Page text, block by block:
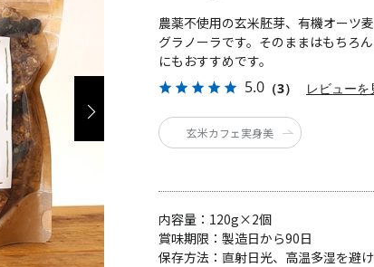
農薬不使用の玄米胚芽、有機オーツ
グラノーラです。そのままはもちろ
にもおすすめです。
5.0 （3） レビューを
内容量： 120g×2個
賞味期限： 製造日から90日
保存方法： 直射日光、高温多湿を避
玄米カフェ実身美